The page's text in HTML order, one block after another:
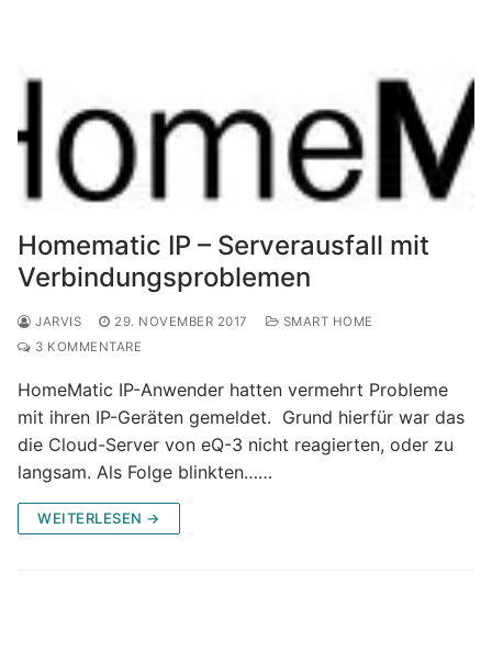
Homematic IP – Serverausfall mit
Verbindungsproblemen
JARVIS 29. NOVEMBER 2017
SMART HOME
3 KOMMENTARE
HomeMatic IP-Anwender hatten vermehrt Probleme
mit ihren IP-Geräten gemeldet. Grund hierfür war das
die Cloud-Server von eQ-3 nicht reagierten, oder zu
langsam. Als Folge blinkten……
WEITERLESEN →